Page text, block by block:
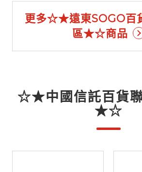
更多☆★遠東SOGO百
區★☆商品
☆★中國信託百貨
★☆